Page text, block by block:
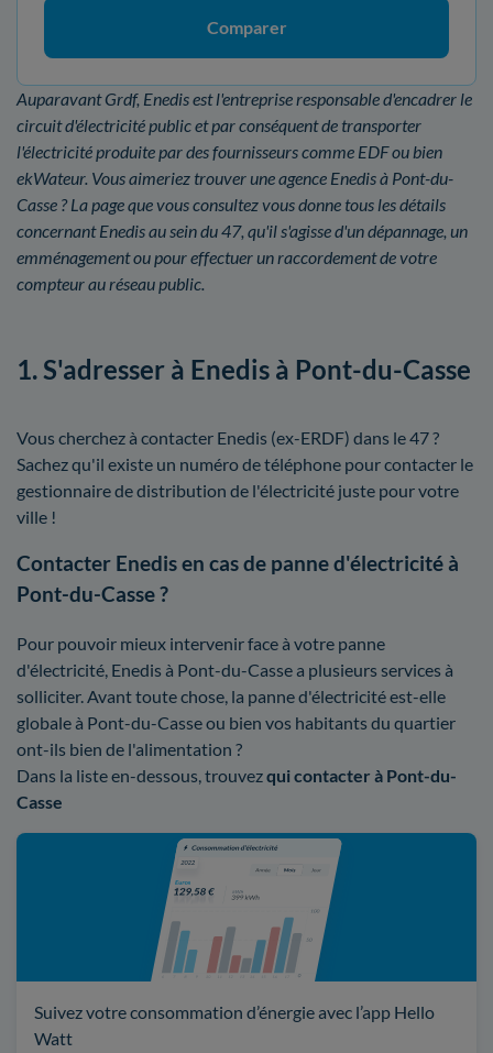
Comparer
Auparavant Grdf, Enedis est l'entreprise responsable d'encadrer le
circuit d'électricité public et par conséquent de transporter
l'électricité produite par des fournisseurs comme EDF ou bien
ekWateur. Vous aimeriez trouver une agence Enedis à Pont-du-
Casse ? La page que vous consultez vous donne tous les détails
concernant Enedis au sein du 47, qu'il s'agisse d'un dépannage, un
emménagement ou pour effectuer un raccordement de votre
compteur au réseau public.
1. S'adresser à Enedis à Pont-du-Casse
Vous cherchez à contacter Enedis (ex-ERDF) dans le 47 ?
Sachez qu'il existe un numéro de téléphone pour contacter le
gestionnaire de distribution de l'électricité juste pour votre
ville !
Contacter Enedis en cas de panne d'électricité à
Pont-du-Casse ?
Pour pouvoir mieux intervenir face à votre panne
d'électricité, Enedis à Pont-du-Casse a plusieurs services à
solliciter. Avant toute chose, la panne d'électricité est-elle
globale à Pont-du-Casse ou bien vos habitants du quartier
ont-ils bien de l'alimentation ?
Dans la liste en-dessous, trouvezqui contacter à Pont-du-
Casse
Suivez votre consommation d’énergie avec l’app Hello
Watt